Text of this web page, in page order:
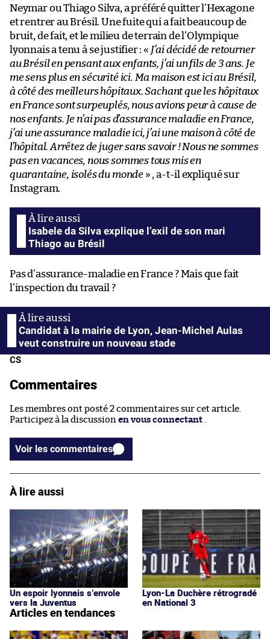
Neymar ou Thiago Silva, a préféré quitter l’Hexagone
et rentrer au Brésil. Une fuite qui a fait beaucoup de
bruit, de fait, et le milieu de terrain de l’Olympique
lyonnais a tenu à se justifier : « J’ai décidé de retourner
au Brésil en pensant aux enfants, j’ai un fils de 3 ans. Je
me sens plus en sécurité ici. Ma maison est ici au Brésil,
à côté des meilleurs hôpitaux. Sachant que les hôpitaux
en France sont surpeuplés, nous avions peur à cause de
nos enfants. Je n’ai pas d’assurance maladie en France,
j’ai une assurance maladie ici, j’ai une maison à côté de
l’hôpital. Arrêtez de juger sans savoir ! Nous ne sommes
pas en vacances, nous sommes tous mis en
quarantaine, isolés du monde» , a-t-il expliqué sur
Instagram.
Isabele da Silva explique l’exil de son mari
Thiago au Brésil
Pas d’assurance-maladie en France ? Mais que fait
l’inspection du travail ?
Candidat à la mairie de Lyon, Jean-Michel Aulas
veut construire un nouveau stade
CS
Commentaires
Les membres ont posté 2 commentaires sur cet article.
Participez à la discussion en vous connectant
Voir les commentaires
À lire aussi
Un espoir lyonnais s’envole
vers la Juventus
Lyon-La Duchère rétrogradé
en National 3
Articles en tendances